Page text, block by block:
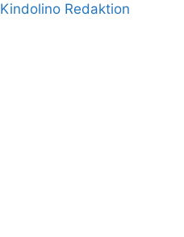
Kindolino Redaktion